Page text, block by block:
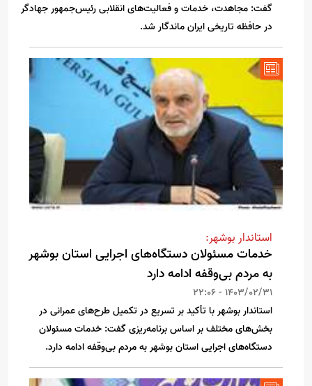
گفت: مجاهدت، خدمات و فعالیت‌های انقلابی رئیس‌جمهور جهادگر
در حافظه تاریخی ایران ماندگار شد.
استاندار بوشهر:
خدمات مسئولان دستگاه‌های اجرایی استان بوشهر
به مردم بی‌وقفه ادامه دارد
1403/02/31 - 22:06
استاندار بوشهر با تأکید بر تسریع در تکمیل طرح‌های عمرانی در
بخش‌های مختلف بر اساس برنامه‌ریزی گفت: خدمات مسئولان
دستگاه‌های اجرایی استان بوشهر به مردم بی‌وقفه ادامه دارد.